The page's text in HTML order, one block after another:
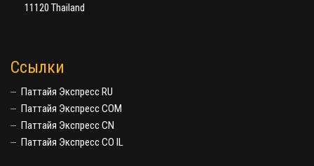
11120 Thailand
Ссылки
Паттайя Экспресс RU
Паттайя Экспресс COM
Паттайя Экспресс CN
Паттайя Экспресс CO IL